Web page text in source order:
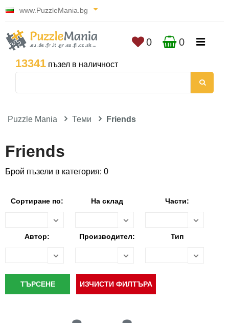
www.PuzzleMania.bg
13341 пъзел в наличност
0 0
Puzzle Mania Теми Friends
Friends
Брой пъзели в категория: 0
Сортиране по: На склад Части:
Автор: Производител: Тип